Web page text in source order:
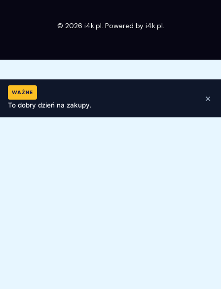
© 2026 i4k.pl. Powered by i4k.pl.
WAŻNE
To dobry dzień na zakupy.
×